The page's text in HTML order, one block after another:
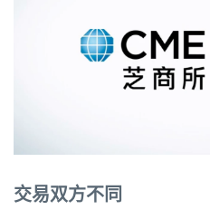
交易双方不同